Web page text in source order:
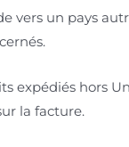
vers un pays
expédiés hors
la facture.